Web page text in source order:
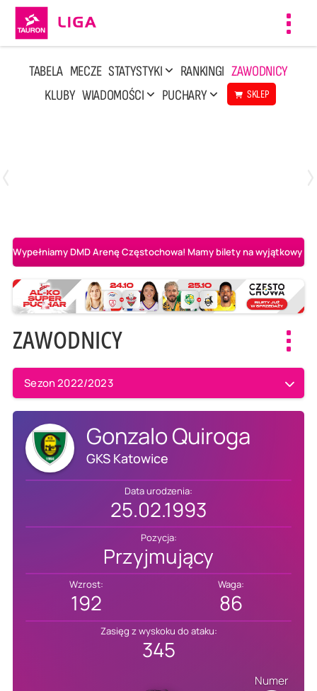
TABELA MECZE STATYSTYKI RANKINGI ZAWODNICY
KLUBY WIADOMOŚCI PUCHARY SKLEP
Wypełniamy DMD Arenę Częstochowa! Mamy bilety na wyjątkowy
ZAWODNICY
Sezon 2022/2023
Gonzalo Quiroga
GKS Katowice
Data urodzenia:
25.02.1993
Pozycja:
Przyjmujący
Wzrost:
192
Waga:
86
Zasięg z wyskoku do ataku:
345
Numer